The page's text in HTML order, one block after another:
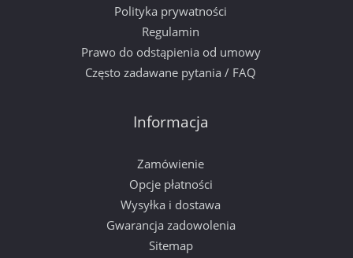
Polityka prywatności
Regulamin
Prawo do odstąpienia od umowy
Często zadawane pytania / FAQ
Informacja
Zamówienie
Opcje płatności
Wysyłka i dostawa
Gwarancja zadowolenia
Sitemap